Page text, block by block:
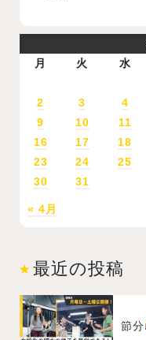
月
火 水
« 4月
2
3 4
9
10 11
16
17 18
23
24 25
30
31
最近の投稿
節分